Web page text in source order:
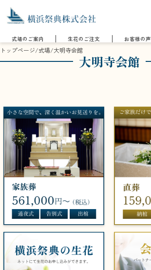
式場のご案内 生花のご注文 お客様の声
トップページ/式場/大明寺会館
大明寺会館